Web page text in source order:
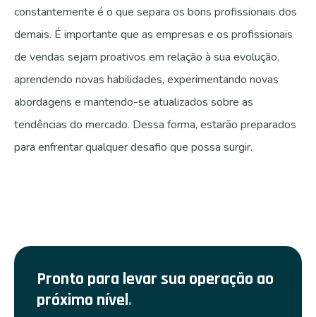
constantemente é o que separa os bons profissionais dos
demais. É importante que as empresas e os profissionais
de vendas sejam proativos em relação à sua evolução,
aprendendo novas habilidades, experimentando novas
abordagens e mantendo-se atualizados sobre as
tendências do mercado. Dessa forma, estarão preparados
para enfrentar qualquer desafio que possa surgir.
Pronto para levar sua operação ao
próximo nível.